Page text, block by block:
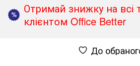
%
Отримай знижку на всі
клієнтом Office Better
До